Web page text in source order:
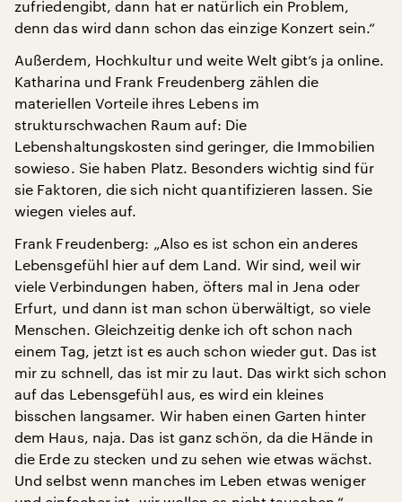
zufriedengibt, dann hat er natürlich ein Problem,
denn das wird dann schon das einzige Konzert sein.“
Außerdem, Hochkultur und weite Welt gibt’s ja online.
Katharina und Frank Freudenberg zählen die
materiellen Vorteile ihres Lebens im
strukturschwachen Raum auf: Die
Lebenshaltungskosten sind geringer, die Immobilien
sowieso. Sie haben Platz. Besonders wichtig sind für
sie Faktoren, die sich nicht quantifizieren lassen. Sie
wiegen vieles auf.
Frank Freudenberg: „Also es ist schon ein anderes
Lebensgefühl hier auf dem Land. Wir sind, weil wir
viele Verbindungen haben, öfters mal in Jena oder
Erfurt, und dann ist man schon überwältigt, so viele
Menschen. Gleichzeitig denke ich oft schon nach
einem Tag, jetzt ist es auch schon wieder gut. Das ist
mir zu schnell, das ist mir zu laut. Das wirkt sich schon
auf das Lebensgefühl aus, es wird ein kleines
bisschen langsamer. Wir haben einen Garten hinter
dem Haus, naja. Das ist ganz schön, da die Hände in
die Erde zu stecken und zu sehen wie etwas wächst.
Und selbst wenn manches im Leben etwas weniger